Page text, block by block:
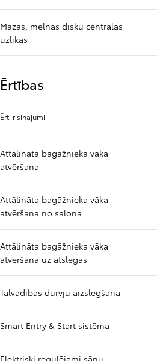
Mazas, melnas disku centrālās
uzlikas
Ērtības
Ērti risinājumi
Attālināta bagāžnieka vāka
atvēršana
Attālināta bagāžnieka vāka
atvēršana no salona
Attālināta bagāžnieka vāka
atvēršana uz atslēgas
Tālvadības durvju aizslēgšana
Smart Entry & Start sistēma